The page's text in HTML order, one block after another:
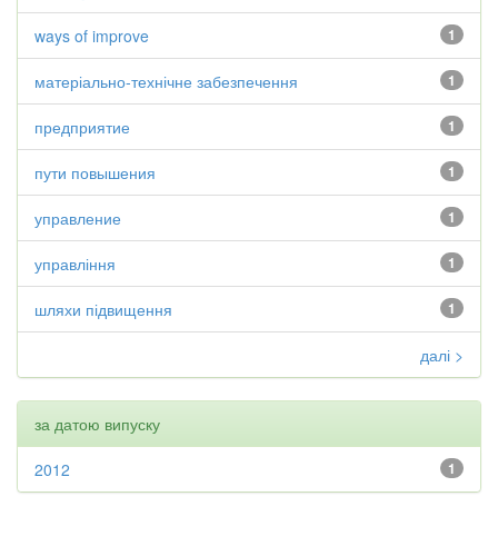
1
ways of improve
1
матеріально-технічне забезпечення
1
предприятие
1
пути повышения
1
управление
1
управління
1
шляхи підвищення
далі >
за датою випуску
1
2012